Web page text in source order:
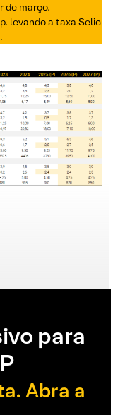
de março.
levando a taxa Selic
para
Abra a